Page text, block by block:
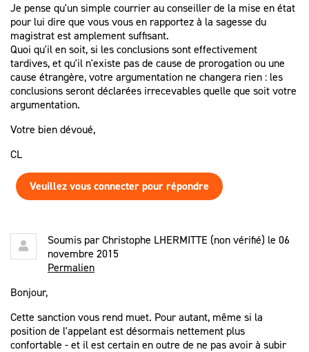
Je pense qu'un simple courrier au conseiller de la mise en état
pour lui dire que vous vous en rapportez à la sagesse du
magistrat est amplement suffisant.
Quoi qu'il en soit, si les conclusions sont effectivement
tardives, et qu'il n'existe pas de cause de prorogation ou une
cause étrangère, votre argumentation ne changera rien : les
conclusions seront déclarées irrecevables quelle que soit votre
argumentation.
Votre bien dévoué,
CL
Veuillez vous connecter pour répondre
Soumis parChristophe LHERMITTE (non vérifié) le 06
novembre 2015
Permalien
Bonjour,
Cette sanction vous rend muet. Pour autant, même si la
position de l'appelant est désormais nettement plus
confortable - et il est certain en outre de ne pas avoir à subir